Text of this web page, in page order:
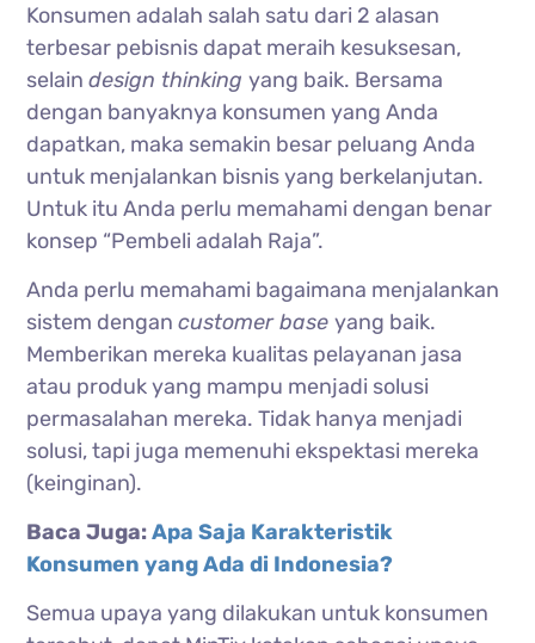
Konsumen adalah salah satu dari 2 alasan
terbesar pebisnis dapat meraih kesuksesan,
selaindesign thinkingyang baik. Bersama
dengan banyaknya konsumen yang Anda
dapatkan, maka semakin besar peluang Anda
untuk menjalankan bisnis yang berkelanjutan.
Untuk itu Anda perlu memahami dengan benar
konsep “Pembeli adalah Raja”.
Anda perlu memahami bagaimana menjalankan
sistem dengancustomer baseyang baik.
Memberikan mereka kualitas pelayanan jasa
atau produk yang mampu menjadi solusi
permasalahan mereka. Tidak hanya menjadi
solusi, tapi juga memenuhi ekspektasi mereka
(keinginan).
Baca Juga:Apa Saja Karakteristik
Konsumen yang Ada di Indonesia?
Semua upaya yang dilakukan untuk konsumen